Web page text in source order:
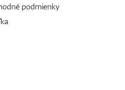
podmienky